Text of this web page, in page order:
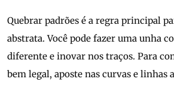
Quebrar padrões é a regra principal
abstrata. Você pode fazer uma unha
diferente e inovar nos traços. Para
bem legal, aposte nas curvas e linhas